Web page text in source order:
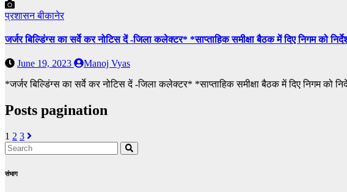
प्रशासनबीकानेर
जर्जर बिल्डिंग्स का सर्वे कर नोटिस दें -जिला कलेक्टर* *साप्ताहिक समीक्षा बैठक में दिए निगम को
June 19, 2023
Manoj Vyas
*जर्जर बिल्डिंग्स का सर्वे कर नोटिस दें -जिला कलेक्टर* *साप्ताहिक समीक्षा बैठक में दिए निगम
Posts pagination
1 2 3
संभाग